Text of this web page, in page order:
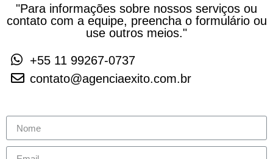
"Para informações sobre nossos serviços ou
contato com a equipe, preencha o formulário ou
use outros meios."
+55 11 99267-0737
contato@agenciaexito.com.br